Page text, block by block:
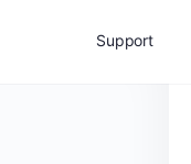
Support